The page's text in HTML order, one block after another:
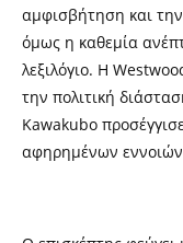
αμφισβήτηση και
όμως η καθεμία
λεξιλόγιο. Η
την πολιτική
Kawakubo
αφηρημένων